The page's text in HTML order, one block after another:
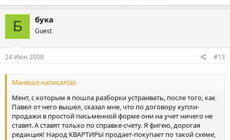
Б бука
Guest
24 Июн 2008 #13
Маняша написал(а):
Мент, с которым я пошла разборки устраивать, после того, как
Павел от него вышел, сказал мне, что по договору купли-
продажи в простой письменной форме они на учет ничего не
ставят. А ставят только по справке-счету. Я фигею, дорогая
редакция! Народ КВАРТИРЫ продает-покупает по такой схеме,